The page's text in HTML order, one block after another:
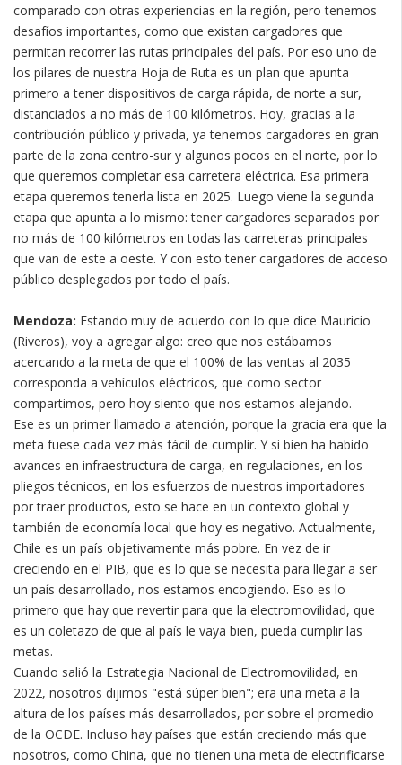
comparado con otras experiencias en la región, pero tenemos
desafíos importantes, como que existan cargadores que
permitan recorrer las rutas principales del país. Por eso uno de
los pilares de nuestra Hoja de Ruta es un plan que apunta
primero a tener dispositivos de carga rápida, de norte a sur,
distanciados a no más de 100 kilómetros. Hoy, gracias a la
contribución público y privada, ya tenemos cargadores en gran
parte de la zona centro-sur y algunos pocos en el norte, por lo
que queremos completar esa carretera eléctrica. Esa primera
etapa queremos tenerla lista en 2025. Luego viene la segunda
etapa que apunta a lo mismo: tener cargadores separados por
no más de 100 kilómetros en todas las carreteras principales
que van de este a oeste. Y con esto tener cargadores de acceso
público desplegados por todo el país.
Mendoza: Estando muy de acuerdo con lo que dice Mauricio
(Riveros), voy a agregar algo: creo que nos estábamos
acercando a la meta de que el 100% de las ventas al 2035
corresponda a vehículos eléctricos, que como sector
compartimos, pero hoy siento que nos estamos alejando.
Ese es un primer llamado a atención, porque la gracia era que la
meta fuese cada vez más fácil de cumplir. Y si bien ha habido
avances en infraestructura de carga, en regulaciones, en los
pliegos técnicos, en los esfuerzos de nuestros importadores
por traer productos, esto se hace en un contexto global y
también de economía local que hoy es negativo. Actualmente,
Chile es un país objetivamente más pobre. En vez de ir
creciendo en el PIB, que es lo que se necesita para llegar a ser
un país desarrollado, nos estamos encogiendo. Eso es lo
primero que hay que revertir para que la electromovilidad, que
es un coletazo de que al país le vaya bien, pueda cumplir las
metas.
Cuando salió la Estrategia Nacional de Electromovilidad, en
2022, nosotros dijimos "está súper bien"; era una meta a la
altura de los países más desarrollados, por sobre el promedio
de la OCDE. Incluso hay países que están creciendo más que
nosotros, como China, que no tienen una meta de electrificarse